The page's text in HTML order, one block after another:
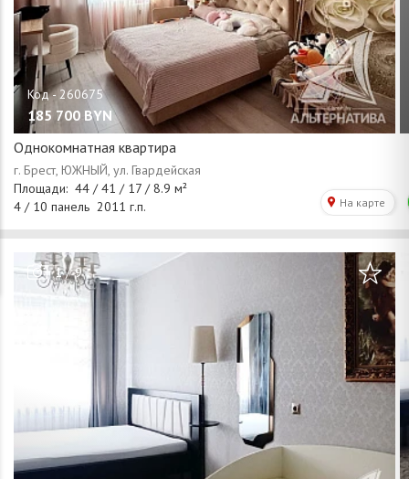
185 700 BYN
Однокомнатная квартира
1/9